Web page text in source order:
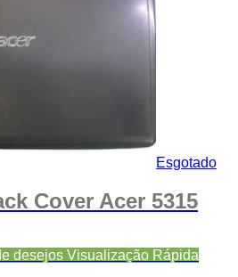
Esgotado
Cover Acer 5315
desejos Visualização Rápida